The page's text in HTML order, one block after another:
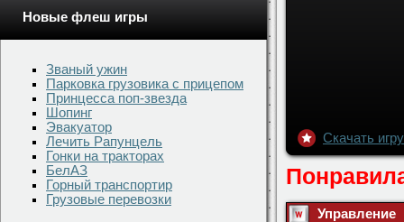
Новые флеш игры
Званый ужин
Парковка грузовика с прицепом
Принцесса поп-звезда
Шопинг
Эвакуатор
Лечить Рапунцель
Гонки на тракторах
БелАЗ
Горный транспортир
Грузовые перевозки
Скачать